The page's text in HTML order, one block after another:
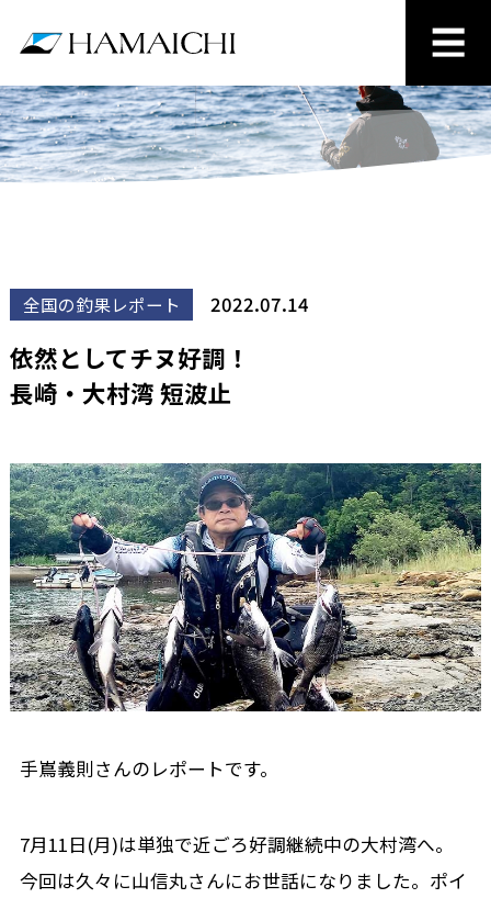
全国の釣果レポート 2022.07.14
依然としてチヌ好調！
長崎・大村湾 短波止
手嶌義則さんのレポートです。
7月11日(月)は単独で近ごろ好調継続中の大村湾へ。
今回は久々に山信丸さんにお世話になりました。ポイ